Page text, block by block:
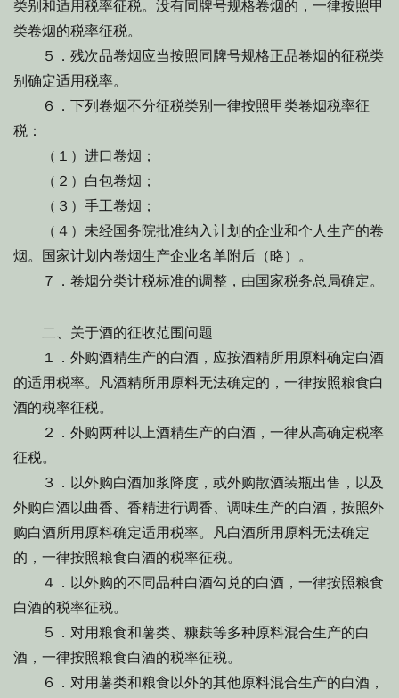
类别和适用税率征税。没有同牌号规格卷烟的，一律按照甲
类卷烟的税率征税。
５．残次品卷烟应当按照同牌号规格正品卷烟的征税类
别确定适用税率。
６．下列卷烟不分征税类别一律按照甲类卷烟税率征
税：
（１）进口卷烟；
（２）白包卷烟；
（３）手工卷烟；
（４）未经国务院批准纳入计划的企业和个人生产的卷
烟。国家计划内卷烟生产企业名单附后（略）。
７．卷烟分类计税标准的调整，由国家税务总局确定。
二、关于酒的征收范围问题
１．外购酒精生产的白酒，应按酒精所用原料确定白酒
的适用税率。凡酒精所用原料无法确定的，一律按照粮食白
酒的税率征税。
２．外购两种以上酒精生产的白酒，一律从高确定税率
征税。
３．以外购白酒加浆降度，或外购散酒装瓶出售，以及
外购白酒以曲香、香精进行调香、调味生产的白酒，按照外
购白酒所用原料确定适用税率。凡白酒所用原料无法确定
的，一律按照粮食白酒的税率征税。
４．以外购的不同品种白酒勾兑的白酒，一律按照粮食
白酒的税率征税。
５．对用粮食和薯类、糠麸等多种原料混合生产的白
酒，一律按照粮食白酒的税率征税。
６．对用薯类和粮食以外的其他原料混合生产的白酒，